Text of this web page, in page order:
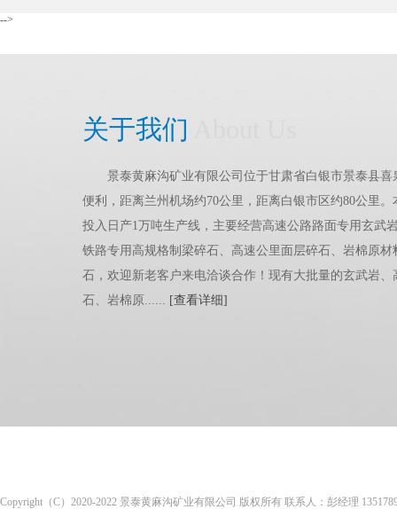
-->
关于我们
景泰黄麻沟矿业有限公司位于甘肃省白银市景泰县喜
便利，距离兰州机场约70公里，距离白银市区约80公里
投入日产1万吨生产线，主要经营高速公路路面专用玄武
铁路专用高规格制梁碎石、高速公里面层碎石、岩棉原材
石，欢迎新老客户来电洽谈合作！现有大批量的玄武岩、
石、岩棉原...... [查看详细]
Copyright（C）2020-2022 景泰黄麻沟矿业有限公司 版权所有 联系人：彭经理